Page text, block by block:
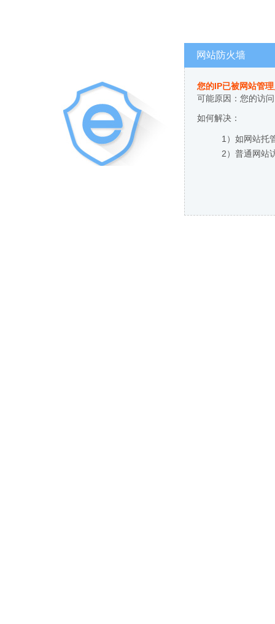
网站防火墙
您的IP已被网站管
可能原因：您的访
如何解决：
1）如网站托
2）普通网站